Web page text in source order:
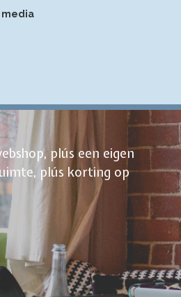
media
plús een eigen
plús korting op